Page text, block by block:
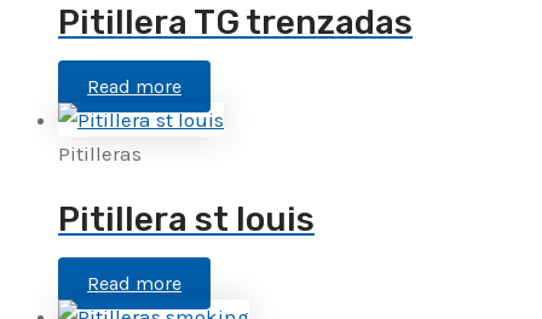
Pitillera TG trenzadas
Read more
Pitilleras
Pitillera st louis
Read more